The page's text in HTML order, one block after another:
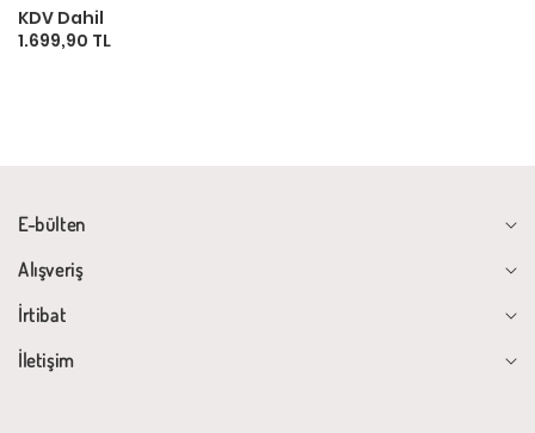
KDV Dahil
1.699,90 TL
E-bülten
Alışveriş
İrtibat
İletişim